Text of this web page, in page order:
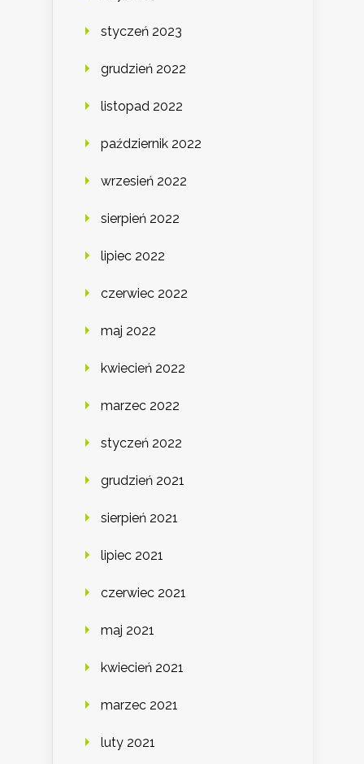
styczeń 2023
grudzień 2022
listopad 2022
październik 2022
wrzesień 2022
sierpień 2022
lipiec 2022
czerwiec 2022
maj 2022
kwiecień 2022
marzec 2022
styczeń 2022
grudzień 2021
sierpień 2021
lipiec 2021
czerwiec 2021
maj 2021
kwiecień 2021
marzec 2021
luty 2021